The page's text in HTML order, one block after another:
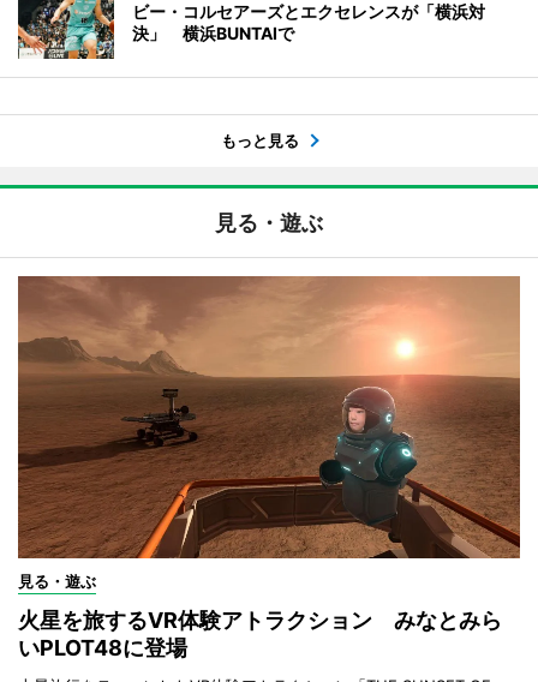
ビー・コルセアーズとエクセレンスが「横浜対
決」 横浜BUNTAIで
もっと見る
見る・遊ぶ
見る・遊ぶ
火星を旅するVR体験アトラクション みなとみら
いPLOT48に登場